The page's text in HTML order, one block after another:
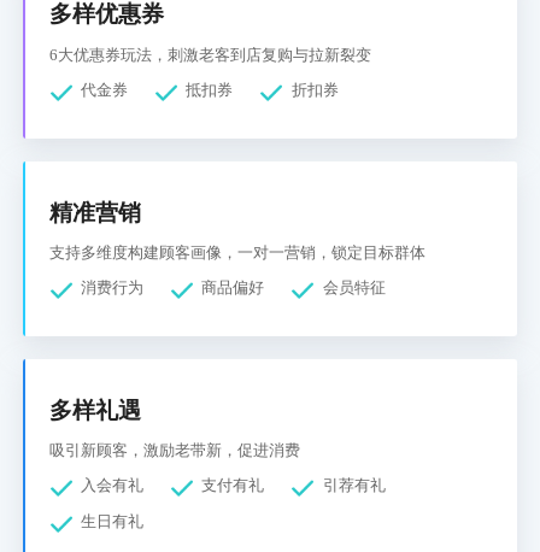
多样优惠券
6大优惠券玩法，刺激老客到店复购与拉新裂变
代金券
抵扣券 折扣券
精准营销
支持多维度构建顾客画像，一对一营销，锁定目标群体
消费行为
商品偏好 会员特征
多样礼遇
吸引新顾客，激励老带新，促进消费
入会有礼
支付有礼 引荐有礼
生日有礼